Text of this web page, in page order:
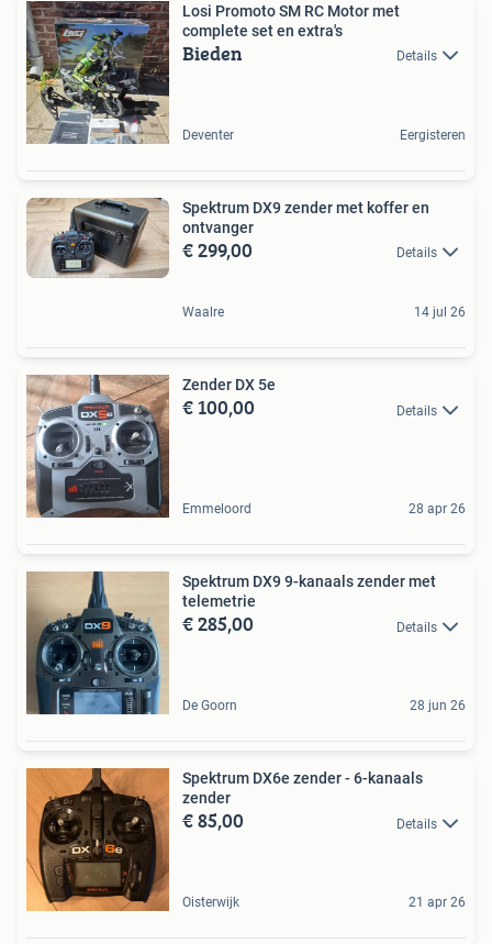
Losi Promoto SM RC Motor met
complete set en extra's
Bieden Details
Deventer Eergisteren
Spektrum DX9 zender met koffer en
ontvanger
€ 299,00 Details
Waalre 14 jul 26
Zender DX 5e
€ 100,00 Details
Emmeloord 28 apr 26
Spektrum DX9 9-kanaals zender met
telemetrie
€ 285,00 Details
De Goorn 28 jun 26
Spektrum DX6e zender - 6-kanaals
zender
€ 85,00 Details
Oisterwijk 21 apr 26